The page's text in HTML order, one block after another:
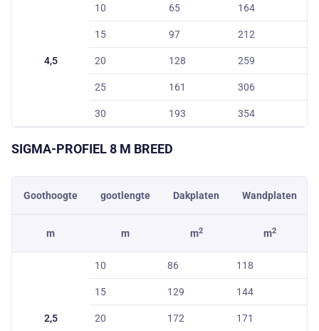
4,5
10 65 164
15 97 212
20 128 259
25 161 306
30 193 354
SIGMA-PROFIEL8 M BREED
Goothoogte gootlengte Dakplaten Wandplaten
m m m2 m2
2,5
10 86 118
15 129 144
20 172 171